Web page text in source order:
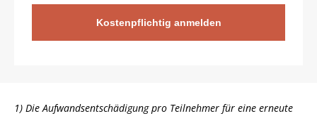
Kostenpflichtig anmelden
1) Die Aufwandsentschädigung pro Teilnehmer für eine erneute